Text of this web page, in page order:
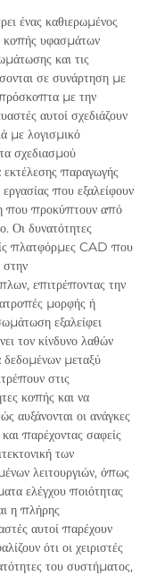
ένας καθιερωμένος
κοπής υφασμάτων
και τις
σε συνάρτηση με
με την
αυτοί σχεδιάζουν
με λογισμικό
σχεδιασμού
παραγωγής
που εξαλείφουν
που προκύπτουν από
Οι δυνατότητες
πλατφόρμες CAD που
στην
επιτρέποντας την
μορφής ή
εξαλείφει
τον κίνδυνο λαθών
μεταξύ
στις
κοπής και να
αυξάνονται οι ανάγκες
παρέχοντας σαφείς
των
λειτουργιών, όπως
ελέγχου ποιότητας
η πλήρης
αυτοί παρέχουν
ότι οι χειριστές
του συστήματος,